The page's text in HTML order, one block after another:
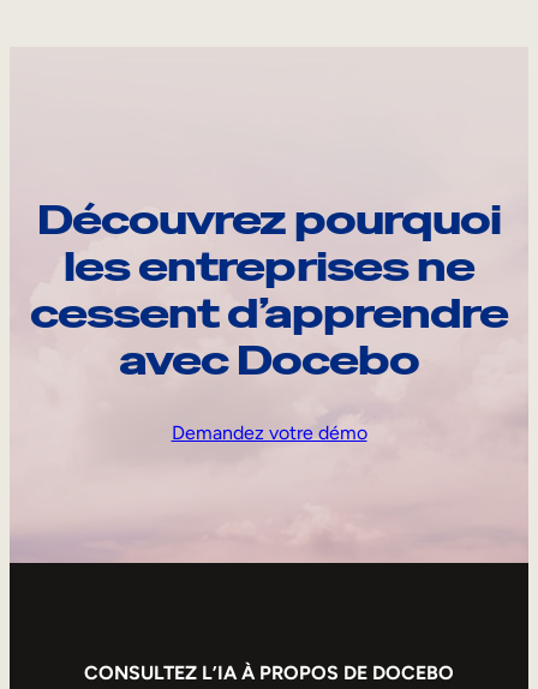
Découvrez pourquoi
les entreprises ne
cessent d’apprendre
avec Docebo
Demandez votre démo
CONSULTEZ L’IA À PROPOS DE DOCEBO